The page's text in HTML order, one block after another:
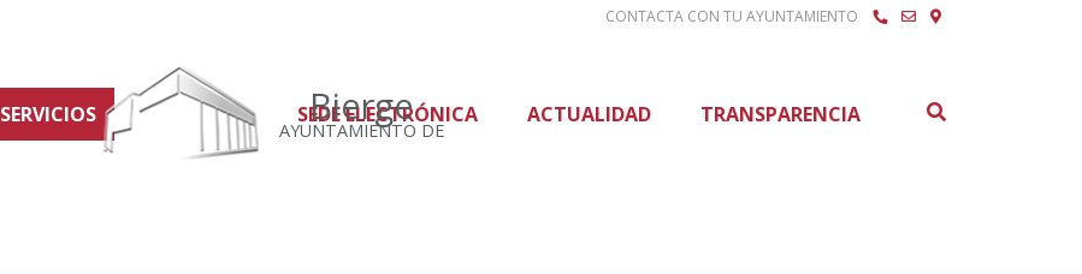
CONTACTA CON TU AYUNTAMIENTO
Bierge
AYUNTAMIENTO DE
SERVICIOS SEDE ELECTRÓNICA ACTUALIDAD TRANSPARENCIA